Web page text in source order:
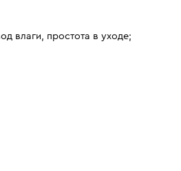
влаги, простота в уходе;